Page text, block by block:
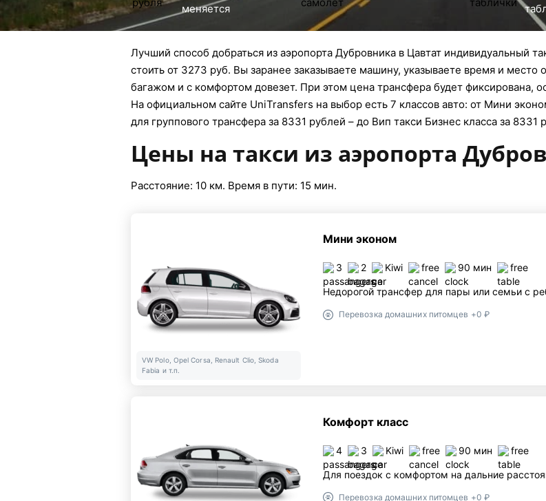
меняется
Лучший способ добраться из аэропорта Дубровника в Цавтат индивидуальный
стоить от 3273 руб. Вы заранее заказываете машину, указываете время и место
багажом и с комфортом довезет. При этом цена трансфера будет фиксирована,
На официальном сайте UniTransfers на выбор есть 7 классов авто: от Мини
для группового трансфера за 8331 рублей – до Вип такси Бизнес класса за 8331
Цены на такси из аэропорта
Расстояние: 10 км. Время в пути: 15 мин.
VW Polo, Opel Corsa, Renault Clio, Skoda
Fabia и т.п.
Мини эконом
3 2 Kiwi free 90 мин free
Недорогой трансфер для пары или семьи с
Перевозка домашних питомцев +0 ₽
Комфорт класс
4 3 Kiwi free 90 мин free
Для поездок с комфортом на дальние
Перевозка домашних питомцев +0 ₽